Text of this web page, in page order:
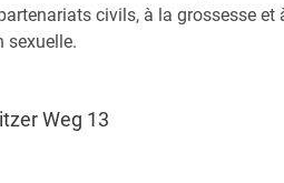
civils, à la grossesse
sexuelle.
Weg 13